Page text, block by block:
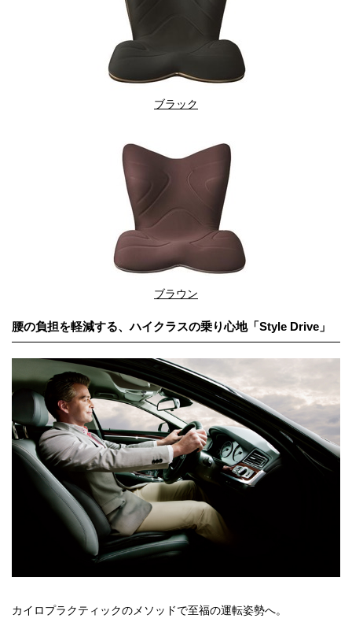
ブラック
ブラウン
腰の負担を軽減する、ハイクラスの乗り心地「Style Drive」
カイロプラクティックのメソッドで至福の運転姿勢へ。